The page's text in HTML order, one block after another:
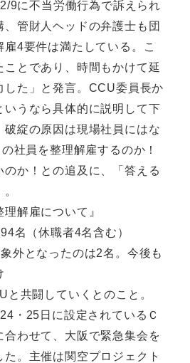
9に不当労働行為で訴えられ
、管財人ヘッドの弁護士も団
4要件は満たしている。こ
ことであり、時間もかけて延
した」と発言。CCU委員長か
いうなら具体的に説明して下
破綻の原因は現場社員にはな
社員を整理解雇するのか！
か！との追及に、「答える
解雇について』
名（休職者4名含む）
外となったのは2名。今後も
と共闘していくとのこと。
25日に設定されているＣ
合わせて、大阪で緊急集会を
。主催は関空プロジェクト